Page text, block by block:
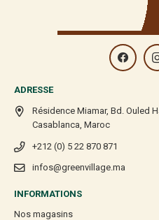
ADRESSE
Résidence Miamar, Bd. Ouled
Casablanca, Maroc
+212 (0) 5 22 870 871
infos@greenvillage.ma
INFORMATIONS
Nos magasins